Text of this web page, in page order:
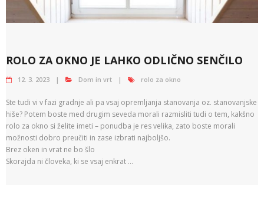
ROLO ZA OKNO JE LAHKO ODLIČNO SENČILO
12. 3. 2023 Dom in vrt rolo za okno
Ste tudi vi v fazi gradnje ali pa vsaj opremljanja stanovanja oz. stanovanjske
hiše? Potem boste med drugim seveda morali razmisliti tudi o tem, kakšno
rolo za okno si želite imeti – ponudba je res velika, zato boste morali
možnosti dobro preučiti in zase izbrati najboljšo.
Brez oken in vrat ne bo šlo
Skorajda ni človeka, ki se vsaj enkrat …